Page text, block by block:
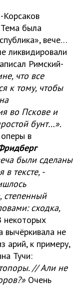
Корсаков
Тема была
вече…
ликвидировали
Римский-
что все
к тому, чтобы
во Пскове и
бунт…».
в
были сделаны
тексте, -
степенный
сходка,
некоторых
вычёркивала не
арий, к примеру,
Тучи:
// Али не
Очень